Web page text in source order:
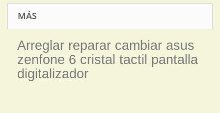
MÁS
Arreglar reparar cambiar asus
zenfone 6 cristal tactil pantalla
digitalizador